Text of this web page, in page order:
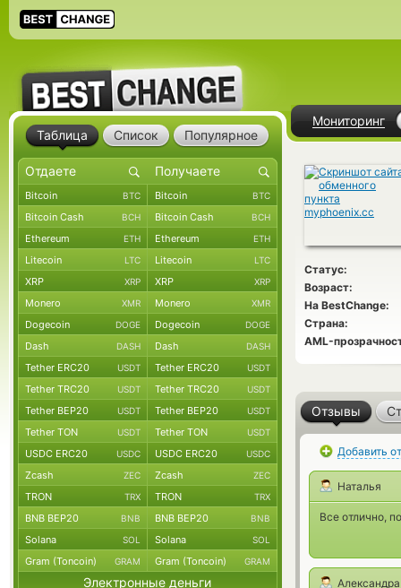
Мониторинг
Статус:
Возраст:
На BestChange:
Страна:
AML-
Отзывы
Добавить
Наталья
Все отлично,
Александра
Таблица Список Популярное
Bitcoin BTC Bitcoin BTC
Bitcoin Cash BCH Bitcoin Cash BCH
Ethereum ETH Ethereum ETH
Litecoin LTC Litecoin LTC
XRP XRP XRP XRP
Monero XMR Monero XMR
Dogecoin DOGE Dogecoin DOGE
Dash DASH Dash DASH
Tether ERC20 USDT Tether ERC20 USDT
Tether TRC20 USDT Tether TRC20 USDT
Tether BEP20 USDT Tether BEP20 USDT
Tether TON USDT Tether TON USDT
USDC ERC20 USDC USDC ERC20 USDC
Zcash ZEC Zcash ZEC
TRON TRX TRON TRX
BNB BEP20 BNB BNB BEP20 BNB
Solana SOL Solana SOL
Gram (Toncoin) GRAM Gram (Toncoin) GRAM
Электронные деньги